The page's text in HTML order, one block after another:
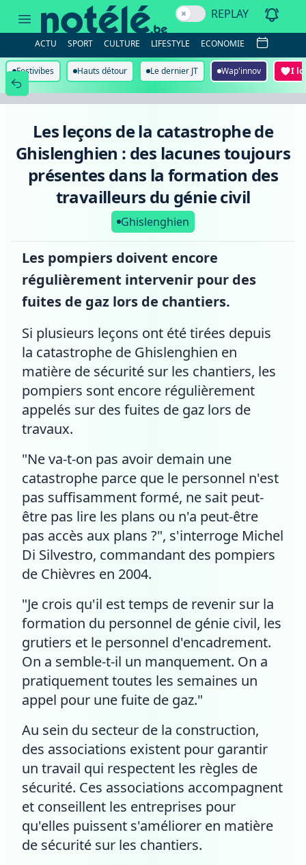
leçons
catastrophe
de
Ghislenghien
des
lacunes
présentes
formation
travailleurs
REPLAY
ACTU SPORT CULTURE LIFESTYLE ECONOMIE
Festivibes Hauts détour Le dernier JT Wap'innov I
Les leçons de la catastrophe de
Ghislenghien : des lacunes toujours
présentes dans la formation des
travailleurs du génie civil
Ghislenghien
Les pompiers doivent encore
régulièrement intervenir pour des
fuites de gaz lors de chantiers.
Si plusieurs leçons ont été tirées depuis
la catastrophe de Ghislenghien en
matière de sécurité sur les chantiers, les
pompiers sont encore régulièrement
appelés sur des fuites de gaz lors de
travaux.
"Ne va-t-on pas avoir demain une
catastrophe parce que le personnel n'est
pas suffisamment formé, ne sait peut-
être pas lire les plans ou n'a peut-être
pas accès aux plans ?", s'interroge Michel
Di Silvestro, commandant des pompiers
de Chièvres en 2004.
"Je crois qu'il est temps de revenir sur la
formation du personnel de génie civil, les
grutiers et le personnel d'encadrement.
On a semble-t-il un manquement. On a
pratiquement toutes les semaines un
appel pour une fuite de gaz."
Au sein du secteur de la construction,
des associations existent pour garantir
un travail qui respectent les règles de
sécurité. Ces associations accompagnent
et conseillent les entreprises pour
qu'elles puissent s'améliorer en matière
de sécurité sur les chantiers.